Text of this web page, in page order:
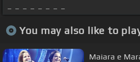
You may also like to
Maiara e